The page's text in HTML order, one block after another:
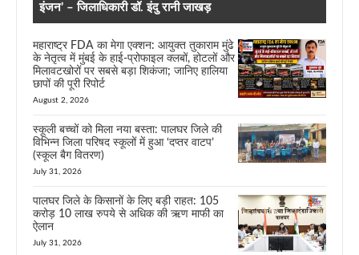
इंजन’ – जिलाधिकारी डॉ. इंदु रानी जाखड़
महाराष्ट्र FDA का मेगा एक्शन: आयुक्त तुकाराम मुंढे
के नेतृत्व में मुंबई के हाई-प्रोफाइल क्लबों, होटलों और
मिलावटखोरों पर सबसे बड़ा शिकंजा; जानिए हालिया
छापों की पूरी रिपोर्ट
August 2, 2026
स्कूली बच्चों को मिला नया बस्ता: पालघर जिले की
विभिन्न जिला परिषद स्कूलों में हुआ ‘दप्तर वाटप’
(स्कूल बैग वितरण)
July 31, 2026
पालघर जिले के किसानों के लिए बड़ी राहत: 105
करोड़ 10 लाख रुपये से अधिक की ऋण माफी का
ऐलान
July 31, 2026